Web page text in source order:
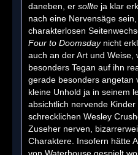
daneben, er sollte ja klar
nach eine Nervensäge
charakterlosen
Four to Doomsdaynicht
auch an der Art und Weise,
besonders Tegan auf ihn
gerade besonders angetan
kleine Unhold ja in seinem
absichtlich nervende
schrecklichen Wesley
Zuseher nerven,
Charaktere. Insofern hätte
von Waterhouse gespielt